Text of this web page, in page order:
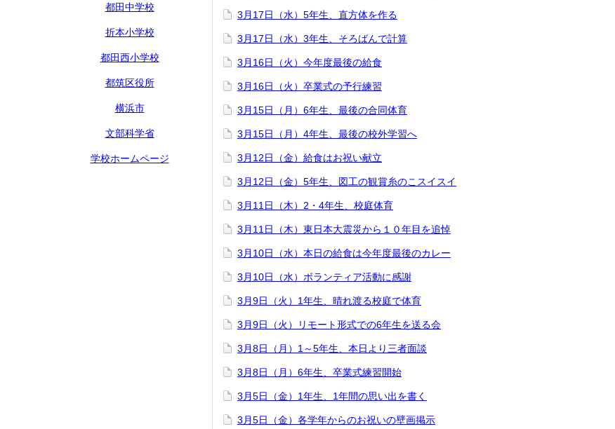
都田中学校
折本小学校
都田西小学校
都筑区役所
横浜市
文部科学省
学校ホームページ
3月17日（水）5年生、直方体を作る
3月17日（水）3年生、そろばんで計算
3月16日（火）今年度最後の給食
3月16日（火）卒業式の予行練習
3月15日（月）6年生、最後の合同体育
3月15日（月）4年生、最後の校外学習へ
3月12日（金）給食はお祝い献立
3月12日（金）5年生、図工の観賞糸のこスイスイ
3月11日（木）2・4年生、校庭体育
3月11日（木）東日本大震災から１０年目を追悼
3月10日（水）本日の給食は今年度最後のカレー
3月10日（水）ボランティア活動に感謝
3月9日（火）1年生、晴れ渡る校庭で体育
3月9日（火）リモート形式での6年生を送る会
3月8日（月）1～5年生、本日より三者面談
3月8日（月）6年生、卒業式練習開始
3月5日（金）1年生、1年間の思い出を書く
3月5日（金）各学年からのお祝いの壁画掲示